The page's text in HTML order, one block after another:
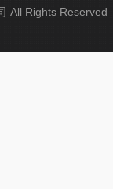
All Rights